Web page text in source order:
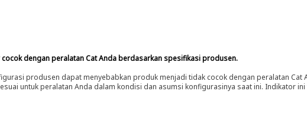
dengan peralatan Cat Anda berdasarkan spesifikasi produsen.
produsen dapat menyebabkan produk menjadi tidak cocok dengan peralatan Cat
untuk peralatan Anda dalam kondisi dan asumsi konfigurasinya saat ini. Indikator